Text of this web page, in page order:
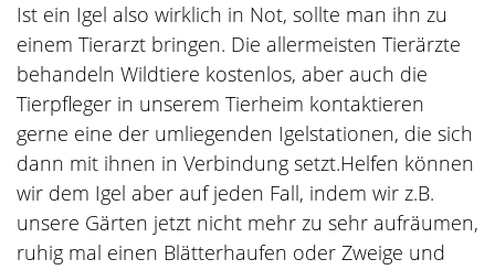
Ist ein Igel also wirklich in Not, sollte man ihn zu
einem Tierarzt bringen. Die allermeisten Tierärzte
behandeln Wildtiere kostenlos, aber auch die
Tierpfleger in unserem Tierheim kontaktieren
gerne eine der umliegenden Igelstationen, die sich
dann mit ihnen in Verbindung setzt.Helfen können
wir dem Igel aber auf jeden Fall, indem wir z.B.
unsere Gärten jetzt nicht mehr zu sehr aufräumen,
ruhig mal einen Blätterhaufen oder Zweige und